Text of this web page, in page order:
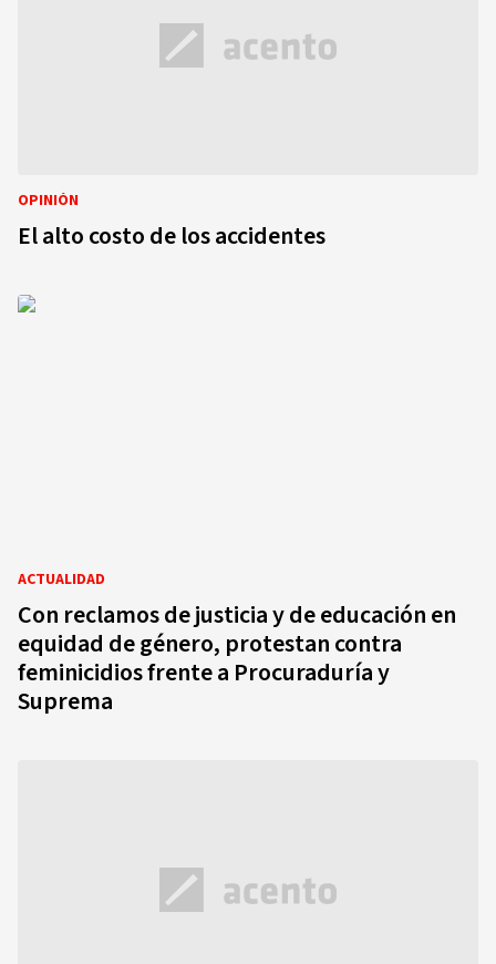
OPINIÓN
El alto costo de los accidentes
ACTUALIDAD
Con reclamos de justicia y de educación en
equidad de género, protestan contra
feminicidios frente a Procuraduría y
Suprema